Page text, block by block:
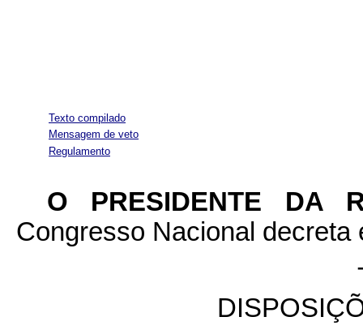
Texto compilado
Mensagem de veto
Regulamento
O PRESIDENTE DA
Congresso Nacional